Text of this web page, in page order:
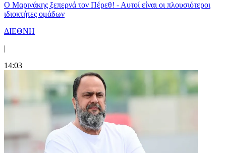
Ο Μαρινάκης ξεπερνά τον Πέρεθ! - Αυτοί είναι οι πλουσιότεροι
ιδιοκτήτες ομάδων
ΔΙΕΘΝΗ
|
14:03